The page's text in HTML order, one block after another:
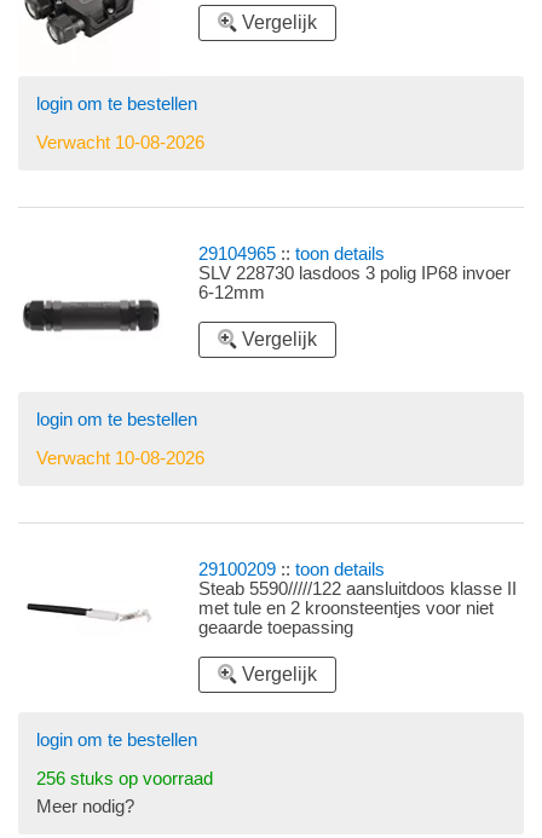
Vergelijk
login om te bestellen
Verwacht 10-08-2026
29104965 ::toon details
SLV 228730 lasdoos 3 polig IP68 invoer
6-12mm
Vergelijk
login om te bestellen
Verwacht 10-08-2026
29100209 ::toon details
Steab 5590/////122 aansluitdoos klasse II
met tule en 2 kroonsteentjes voor niet
geaarde toepassing
Vergelijk
login om te bestellen
256 stuks op voorraad
Meer nodig?